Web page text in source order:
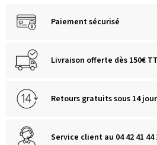
Paiement sécurisé
Livraison offerte dès 150€
Retours gratuits sous 14
Service client au 04 42 41 44